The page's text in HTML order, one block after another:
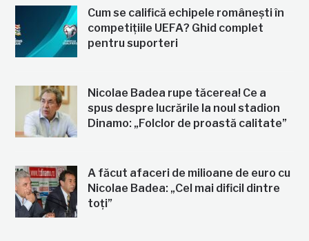
Cum se califică echipele românești în
competițiile UEFA? Ghid complet
pentru suporteri
Nicolae Badea rupe tăcerea! Ce a
spus despre lucrările la noul stadion
Dinamo: „Folclor de proastă calitate”
A făcut afaceri de milioane de euro cu
Nicolae Badea: „Cel mai dificil dintre
toți”